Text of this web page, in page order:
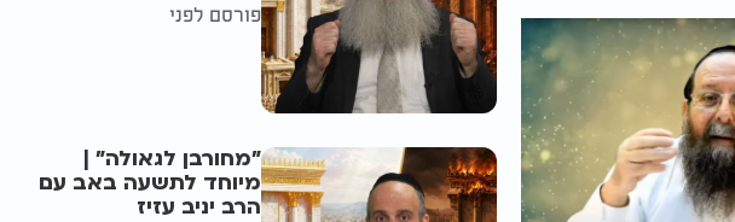
פורסם לפני
"מחורבן לגאולה" |
מיוחד לתשעה באב עם
הרב יניב עזיז